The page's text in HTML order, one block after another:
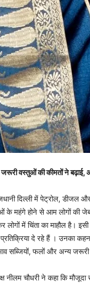
वस्तुओं की कीमतों ने बढ़ाई,
दिल्ली में पेट्रोल, डीजल
महंगे होने से आम लोगों की जेब
में चिंता का माहौल है।
प्रतिक्रिया दे रहे हैं । उनका
सब्जियों, फलों और अन्य
नीलम चौधरी ने कहा कि